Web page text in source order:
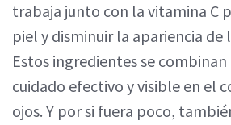
trabaja junto con la vitamina C
piel y disminuir la apariencia de
Estos ingredientes se
cuidado efectivo y visible en el
ojos. Y por si fuera poco,